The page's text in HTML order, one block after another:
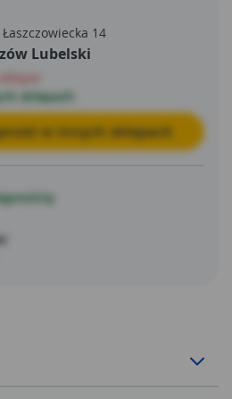
i podkreślają ich
14
Lubelski
sklepach
w innych sklepach